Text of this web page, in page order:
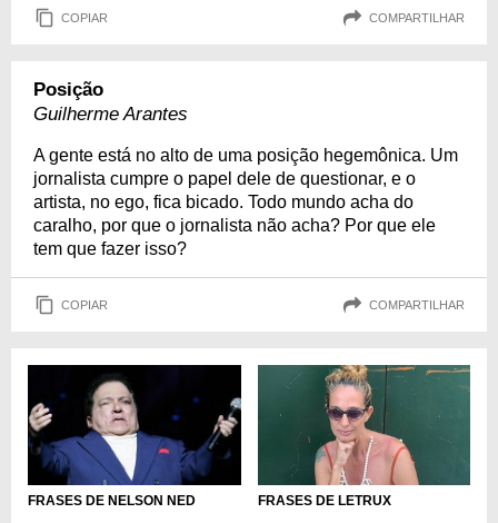
COPIAR COMPARTILHAR
Posição
Guilherme Arantes
A gente está no alto de uma posição hegemônica. Um
jornalista cumpre o papel dele de questionar, e o
artista, no ego, fica bicado. Todo mundo acha do
caralho, por que o jornalista não acha? Por que ele
tem que fazer isso?
COPIAR COMPARTILHAR
FRASES DE NELSON NED FRASES DE LETRUX